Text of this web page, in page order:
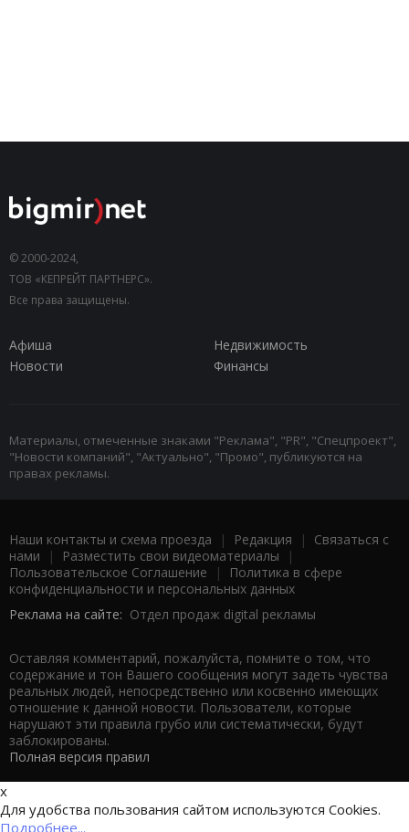
© 2000-2024,
ТОВ «КЕПРЕЙТ ПАРТНЕРС».
Все права защищены.
Афиша
Недвижимость
Новости
Финансы
Материалы, отмеченные знаками "Реклама", "PR", "Спецпроект",
"Новости компаний", "Актуально", "Промо", публикуются на
правах рекламы.
Наши контакты и схема проезда | Редакция | Связаться с
нами | Разместить свои видеоматериалы |
Пользовательское Соглашение |
Политика в сфере
конфиденциальности и персональных данных
Реклама на сайте: Отдел продаж digital рекламы
Оставляя комментарий, пожалуйста, помните о том, что
содержание и тон Вашего сообщения могут задеть чувства
реальных людей, непосредственно или косвенно имеющих
отношение к данной новости. Пользователи, которые
нарушают эти правила грубо или систематически, будут
заблокированы.
Полная версия правил
x
Для удобства пользования сайтом используются Cookies.
Подробнее...